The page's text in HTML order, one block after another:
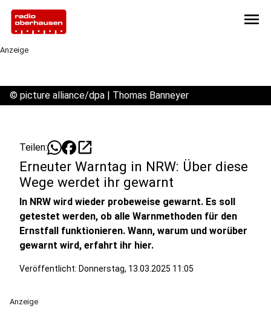
menu
Anzeige
© picture alliance/dpa | Thomas Banneyer
Teilen: open_in_new
Erneuter Warntag in NRW: Über diese
Wege werdet ihr gewarnt
In NRW wird wieder probeweise gewarnt. Es soll
getestet werden, ob alle Warnmethoden für den
Ernstfall funktionieren. Wann, warum und worüber
gewarnt wird, erfahrt ihr hier.
Veröffentlicht: Donnerstag, 13.03.2025 11:05
Anzeige